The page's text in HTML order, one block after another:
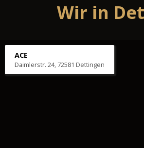
Wir in
ACE
Daimlerstr. 24, 72581 Dettingen